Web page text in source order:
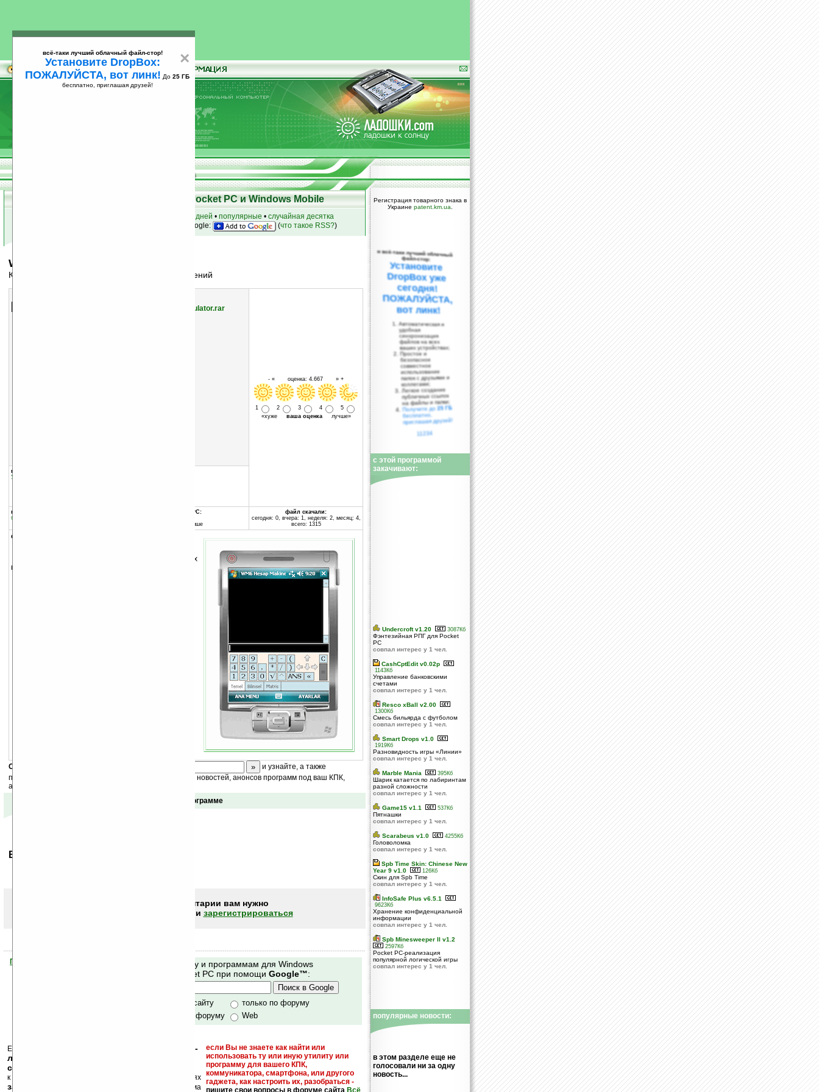
25
Скачать программы для КПК Pocket PC и Windows Mobile
за 7 дней • популярные • случайная десятка
на Google: (что такое RSS?)
Windows Mobile 6 Calculator
Калькулятор с поддержкой матричных вычислений
Windows_Mobile_6_Calculator.rar
- « оценка: 4.667 » +
1 2 3 4
5
«хуже ваша оценкалучше»
группы программы:
Управление информацией
программа:
бесплатная
совместима с Pocket PC:
Windows Mobile 5.0 и выше
файл скачали:
сегодня: 0, вчера: 1, неделя: 2, месяц: 4,
всего: 1315
описание:
Калькулятор с поддержкой матричных
вычислений.
Скоро
и узнайте, а также
получайте ежедневный или еженедельный дайджест новостей, анонсов программ под ваш КПК,
акций сайта на ваш почтовый ящик.
Отзывы о программе
Ваше мнение будет первым.
Чтобы писать комментарии вам нужно
или зарегистрироваться
Помогите Ладошкам стать лучше
Поиск по сайту и программам для Windows
Mobile и Pocket PC при помощи Google™:
только по сайту
только по форуму
по сайту и форуму
Web
Еще раз обращаем внимание, что
кейгены, кряки -
лекарства, серийные номера, ключи и
ссылки на варезные сайты
если Вы не знаете как найти или
использовать ту или иную утилиту или
программу для вашего КПК,
коммуникатора, смартфона, или другого
гаджета, как настроить их, разобраться -
пишите свои вопросы в форуме сайта Всё
к публикации на нашем сайте в комментариях
запрещены
, как и несанкционированная реклама
Регистрация товарного знака в
Украине patent.km.ua
×
всё-таки лучший облачный файл-стор!
Установите DropBox:
ПОЖАЛУЙСТА, вот линк! До 25 ГБ
бесплатно, приглашая друзей!
и всё-таки лучший облачный
файл-стор:
Установите
DropBox уже
сегодня!
ПОЖАЛУЙСТА,
вот линк!
Автоматическая и
удобная
синхронизация
файлов на всех
ваших устройствах;
Простое и
безопасное
совместное
использование
папок с друзьями и
коллегами;
Легкое создание
публичных ссылок
на файлы и папки;
Получите до25 ГБ
бесплатно,
приглашая друзей!
11234
с этой программой
закачивают:
Undercroft v1.20 3087Кб
Фэнтезийная РПГ для Pocket
PC
совпал интерес у 1 чел.
CashCptEdit v0.02p
1143Кб
Управление банковскими
счетами
совпал интерес у 1 чел.
Resco xBall v2.00
1300Кб
Смесь бильярда с футболом
совпал интерес у 1 чел.
Smart Drops v1.0
1919Кб
Разновидность игры «Линии»
совпал интерес у 1 чел.
Marble Mania 395Кб
Шарик катается по лабиринтам
разной сложности
совпал интерес у 1 чел.
Game15 v1.1 537Кб
Пятнашки
совпал интерес у 1 чел.
Scarabeus v1.0 4255Кб
Головоломка
совпал интерес у 1 чел.
Spb Time Skin: Chinese New
Year 9 v1.0
126Кб
Cкин для Spb Time
совпал интерес у 1 чел.
InfoSafe Plus v6.5.1
9623Кб
Хранение конфиденциальной
информации
совпал интерес у 1 чел.
Spb Minesweeper II v1.2
2597Кб
Pocket PC-реализация
популярной логической игры
совпал интерес у 1 чел.
популярные новости:
в этом разделе еще не
голосовали ни за одну
новость...